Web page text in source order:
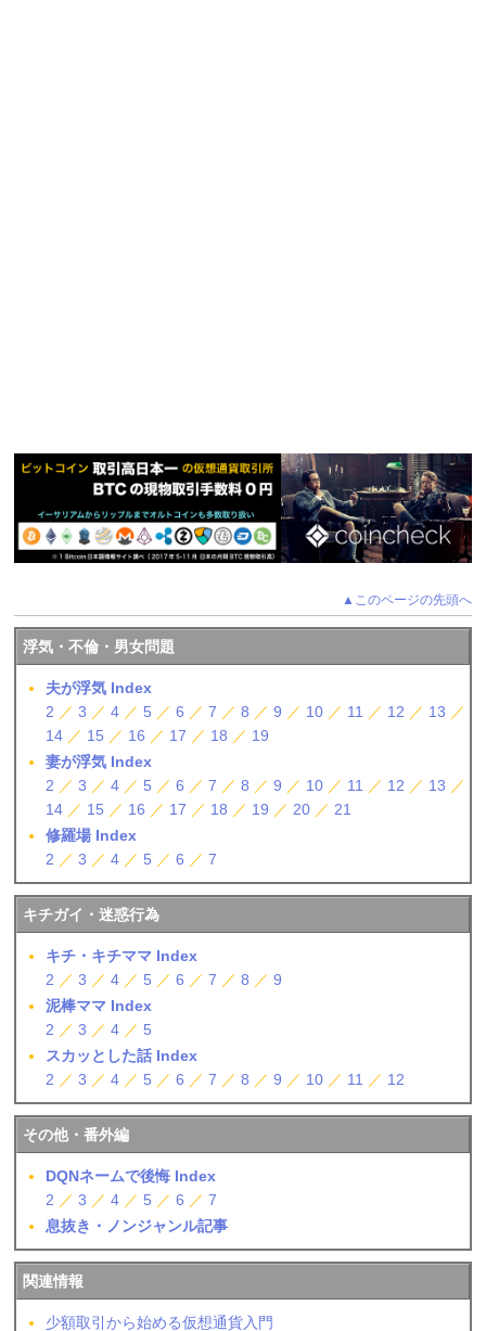
▲このページの先頭へ
浮気・不倫・男女問題
夫が浮気 Index
2 ／3 ／4 ／ 5 ／6 ／7 ／8 ／9 ／ 10 ／ 11 ／ 12 ／ 13 ／
14 ／ 15 ／ 16 ／ 17 ／ 18 ／ 19
妻が浮気 Index
2 ／3 ／4 ／ 5 ／6 ／7 ／8 ／9 ／ 10 ／ 11 ／ 12 ／ 13 ／
14 ／ 15 ／ 16 ／ 17 ／ 18 ／ 19 ／ 20 ／ 21
修羅場 Index
2 ／3 ／4 ／ 5 ／6 ／7
キチガイ・迷惑行為
キチ・キチママ Index
2 ／3 ／4 ／ 5 ／6 ／7 ／8 ／9
泥棒ママ Index
2 ／3 ／4 ／ 5
スカッとした話 Index
2 ／3 ／4 ／ 5 ／6 ／7 ／8 ／9 ／ 10 ／ 11 ／ 12
その他・番外編
DQNネームで後悔 Index
2 ／3 ／4 ／ 5 ／6 ／7
息抜き・ノンジャンル記事
関連情報
少額取引から始める仮想通貨入門